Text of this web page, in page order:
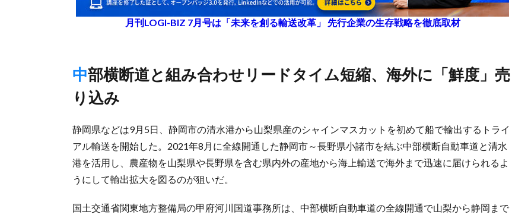
月刊LOGI-BIZ 7月号は「未来を創る輸送改革」 先行企業の生存戦略を徹底取材
中部横断道と組み合わせリードタイム短縮、海外に「鮮度」売
り込み
静岡県などは9月5日、静岡市の清水港から山梨県産のシャインマスカットを初めて船で輸出するトライ
アル輸送を開始した。2021年8月に全線開通した静岡市～長野県小諸市を結ぶ中部横断自動車道と清水
港を活用し、農産物を山梨県や長野県を含む県内外の産地から海上輸送で海外まで迅速に届けられるよ
うにして輸出拡大を図るのが狙いだ。
国土交通省関東地方整備局の甲府河川国道事務所は、中部横断自動車道の全線開通で山梨から静岡まで